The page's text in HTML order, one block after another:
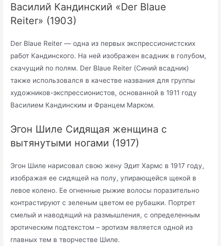
Василий Кандинский «Der Blaue
Reiter» (1903)
Der Blaue Reiter — одна из первых экспрессионистских
работ Кандинского. На ней изображен всадник в голубом,
скачущий по полям. Der Blaue Reiter (Синий всадник)
также использовался в качестве названия для группы
художников-экспрессионистов, основанной в 1911 году
Василием Кандинским и Францем Марком.
Эгон Шиле Сидящая женщина с
вытянутыми ногами (1917)
Эгон Шиле нарисовал свою жену Эдит Хармс в 1917 году,
изображая ее сидящей на полу, упирающейся щекой в
левое колено. Ее огненные рыжие волосы поразительно
контрастируют с зеленым цветом ее рубашки. Портрет
смелый и наводящий на размышления, с определенным
эротическим подтекстом – эротизм является одной из
главных тем в творчестве Шиле.